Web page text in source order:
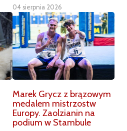
04 sierpnia 2026
Marek Grycz z brązowym
medalem mistrzostw
Europy. Zaolzianin na
podium w Stambule